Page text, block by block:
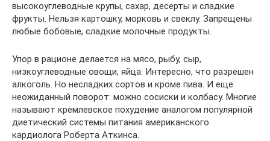
высокоуглеводные крупы, сахар, десерты и сладкие
фрукты. Нельзя картошку, морковь и свеклу. Запрещены
любые бобовые, сладкие молочные продукты.
Упор в рационе делается на мясо, рыбу, сыр,
низкоуглеводные овощи, яйца. Интересно, что разрешен
алкоголь. Но несладких сортов и кроме пива. И еще
неожиданный поворот: можно сосиски и колбасу. Многие
называют кремлевское похудение аналогом популярной
диетический системы питания американского
кардиолога Роберта Аткинса.